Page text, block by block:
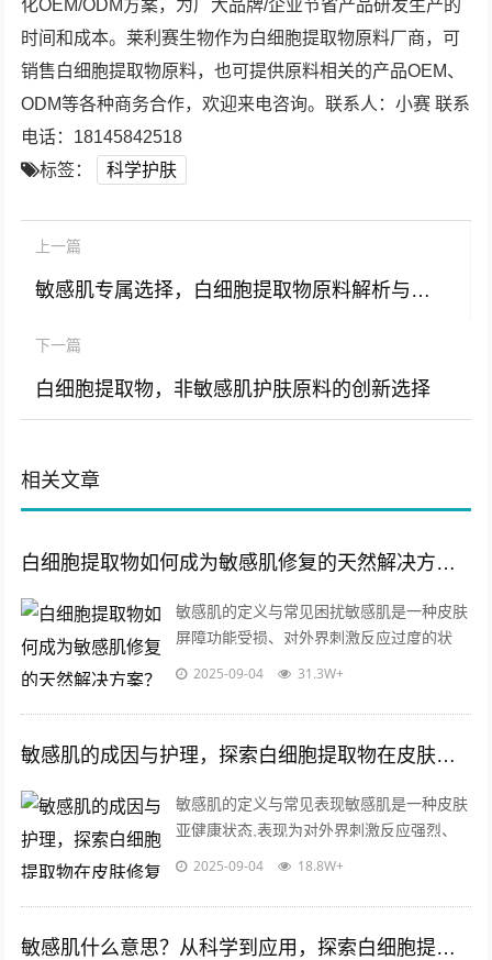
化OEM/ODM方案，为广大品牌/企业节省产品研发生产的
时间和成本。莱利赛生物作为白细胞提取物原料厂商，可
销售白细胞提取物原料，也可提供原料相关的产品OEM、
ODM等各种商务合作，欢迎来电咨询。联系人：小赛 联系
电话：18145842518
标签：
科学护肤
上一篇
敏感肌专属选择，白细胞提取物原料解析与批发指南
下一篇
白细胞提取物，非敏感肌护肤原料的创新选择
相关文章
白细胞提取物如何成为敏感肌修复的天然解决方案？
敏感肌的定义与常见困扰敏感肌是一种皮肤
屏障功能受损、对外界刺激反应过度的状
态，这类肌肤常伴随泛红、干燥、瘙痒、刺
境...
2025-09-04 31.3W+
敏感肌的成因与护理，探索白细胞提取物在皮肤修复中的关键作用
敏感肌的定义与常见表现敏感肌是一种皮肤
亚健康状态,表现为对外界刺激反应强烈、
耐受性差的特点，与普通肌肤相比，敏感肌
2025-09-04 18.8W+
敏感肌什么意思？从科学到应用，探索白细胞提取物的护肤革命